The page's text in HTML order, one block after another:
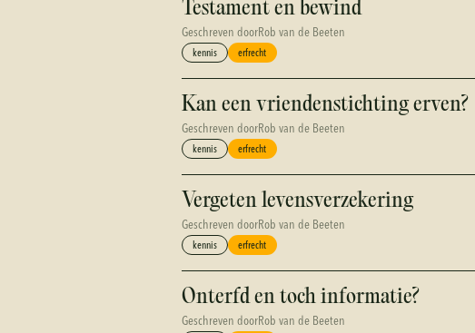
Testament en bewind
Geschreven doorRob van de Beeten
kennis erfrecht
Kan een vriendenstichting erven?
Geschreven doorRob van de Beeten
kennis erfrecht
Vergeten levensverzekering
Geschreven doorRob van de Beeten
kennis erfrecht
Onterfd en toch informatie?
Geschreven doorRob van de Beeten